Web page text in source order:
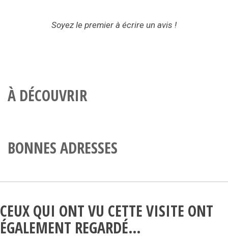
Soyez le premier à écrire un avis !
À DÉCOUVRIR
BONNES ADRESSES
CEUX QUI ONT VU CETTE VISITE ONT
ÉGALEMENT REGARDÉ…